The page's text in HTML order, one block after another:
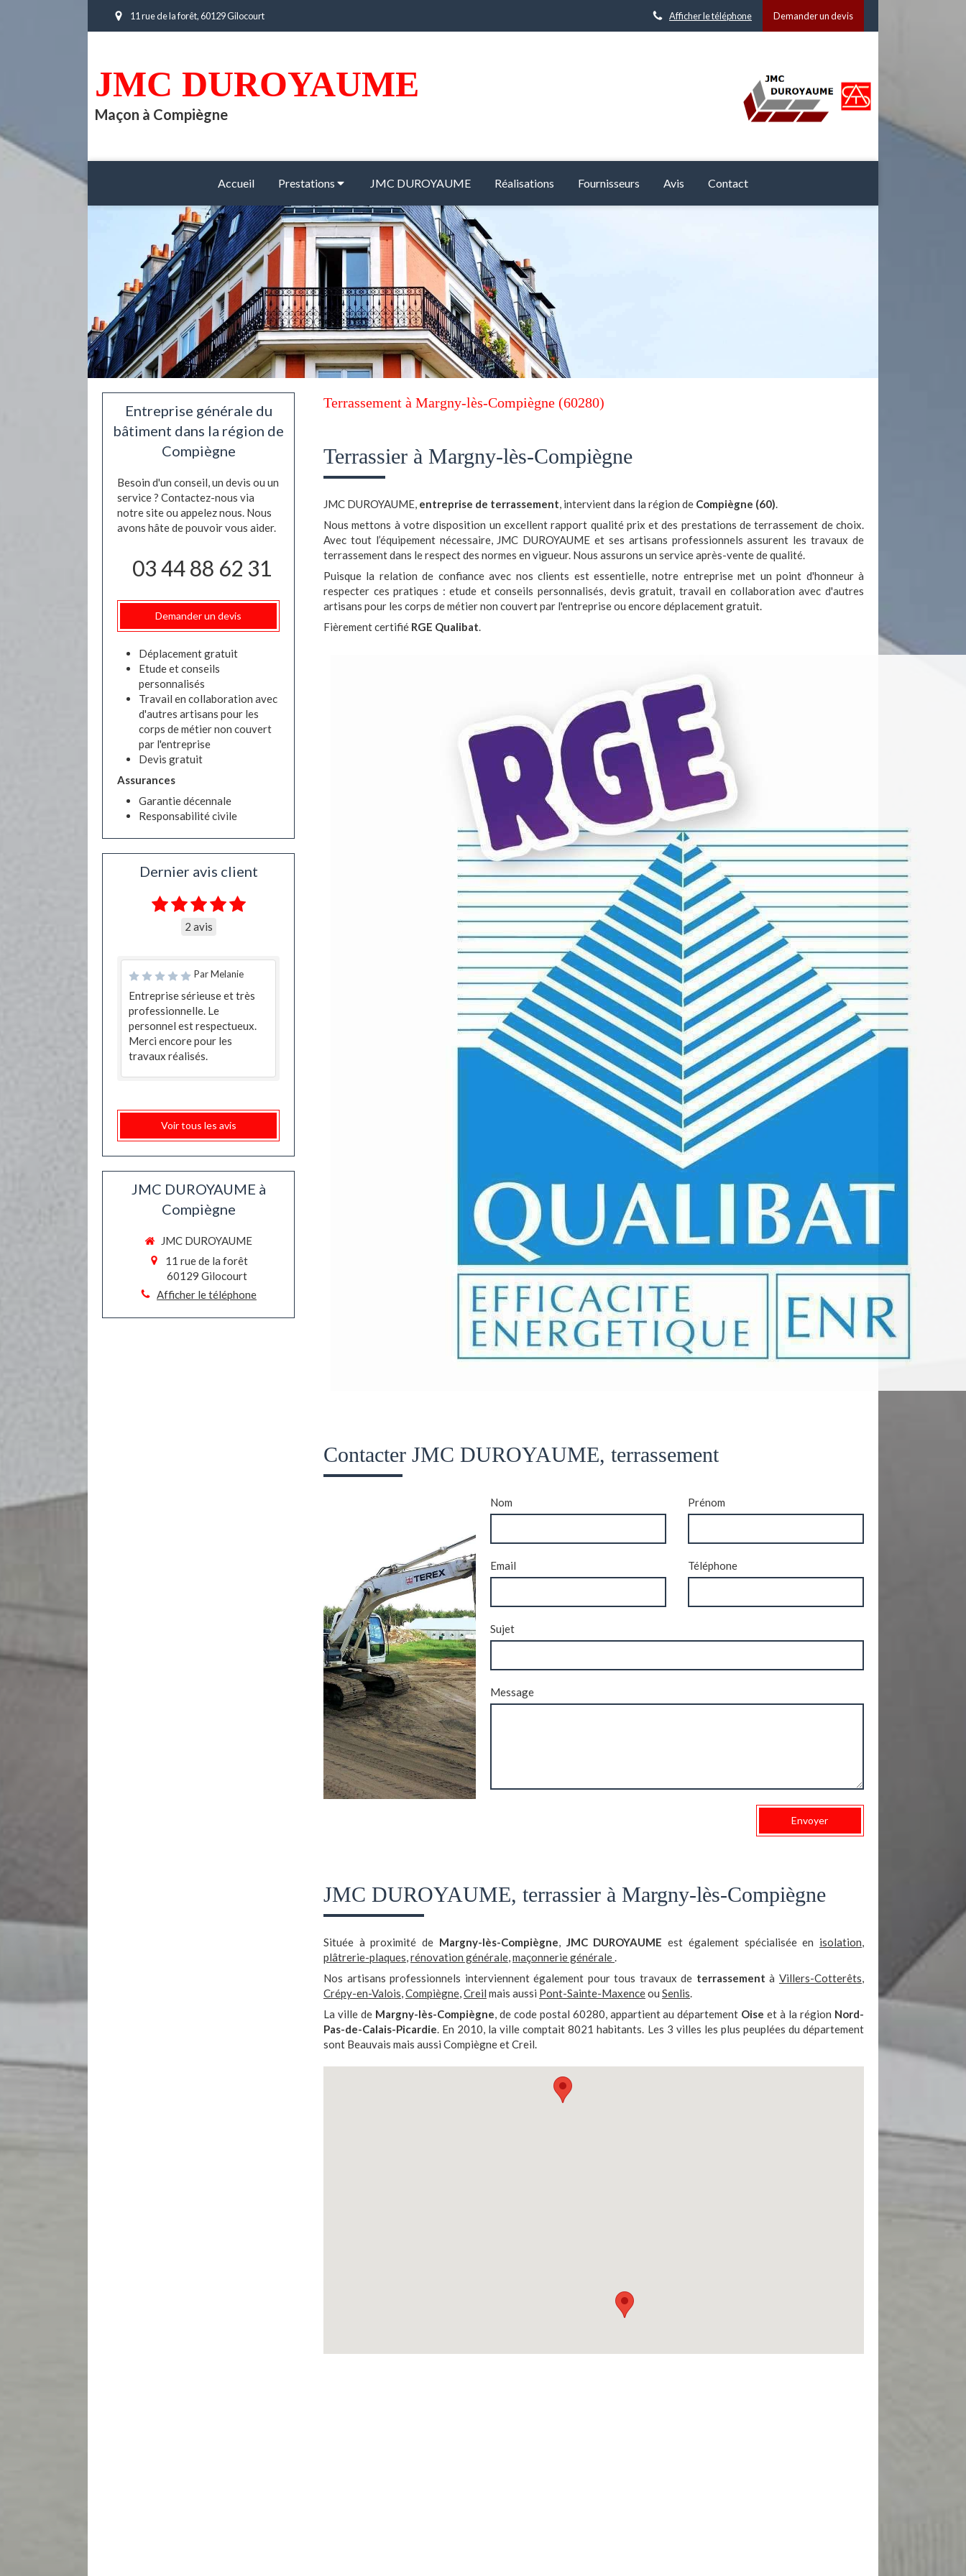
11 rue de la forêt, 60129 Gilocourt Demander un devis
Afficher le téléphone
JMC DUROYAUME
Maçon à Compiègne
Accueil Prestations JMC DUROYAUME Réalisations Fournisseurs Avis Contact
Terrassement à Margny-lès-Compiègne (60280)
Terrassier à Margny-lès-Compiègne
JMC DUROYAUME, entreprise de terrassement, intervient dans la région de Compiègne (60).
Nous mettons à votre disposition un excellent rapport qualité prix et des prestations de terrassement de choix.
Avec tout l’équipement nécessaire, JMC DUROYAUME et ses artisans professionnels assurent les travaux de
terrassement dans le respect des normes en vigueur. Nous assurons un service après-vente de qualité.
Puisque la relation de confiance avec nos clients est essentielle, notre entreprise met un point d'honneur à
respecter ces pratiques : etude et conseils personnalisés, devis gratuit, travail en collaboration avec d'autres
artisans pour les corps de métier non couvert par l'entreprise ou encore déplacement gratuit.
Fièrement certifié RGE Qualibat.
Contacter JMC DUROYAUME, terrassement
Nom Prénom
Email Téléphone
Sujet
Message
Envoyer
JMC DUROYAUME, terrassier à Margny-lès-Compiègne
Située à proximité de Margny-lès-Compiègne, JMC DUROYAUME est également spécialisée en isolation,
plâtrerie-plaques,rénovation générale,maçonnerie générale.
Nos artisans professionnels interviennent également pour tous travaux de terrassement àVillers-Cotterêts,
Crépy-en-Valois,Compiègne,Creil mais aussi Pont-Sainte-Maxenceou Senlis.
La ville de Margny-lès-Compiègne, de code postal 60280, appartient au département Oise et à la région Nord-
Pas-de-Calais-Picardie. En 2010, la ville comptait 8021 habitants. Les 3 villes les plus peuplées du département
sont Beauvais mais aussi Compiègne et Creil.
Entreprise générale du
bâtiment dans la région de
Compiègne
Besoin d'un conseil, un devis ou un
service ? Contactez-nous via
notre site ou appelez nous. Nous
avons hâte de pouvoir vous aider.
03 44 88 62 31
Demander un devis
Déplacement gratuit
Etude et conseils
personnalisés
Travail en collaboration avec
d'autres artisans pour les
corps de métier non couvert
par l'entreprise
Devis gratuit
Assurances
Garantie décennale
Responsabilité civile
Dernier avis client
2 avis
Par Melanie
Entreprise sérieuse et très
professionnelle. Le
personnel est respectueux.
Merci encore pour les
travaux réalisés.
Voir tous les avis
JMC DUROYAUME à
Compiègne
JMC DUROYAUME
11 rue de la forêt
60129 Gilocourt
Afficher le téléphone